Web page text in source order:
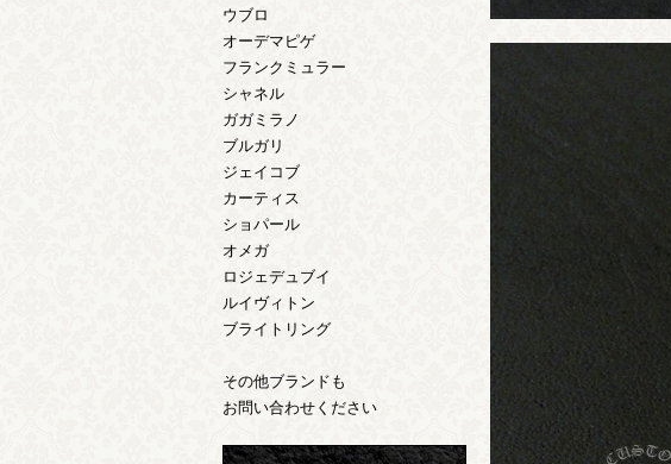
ウブロ
オーデマピゲ
フランクミュラー
シャネル
ガガミラノ
ブルガリ
ジェイコブ
カーティス
ショパール
オメガ
ロジェデュブイ
ルイヴィトン
ブライトリング
その他ブランドも
お問い合わせください